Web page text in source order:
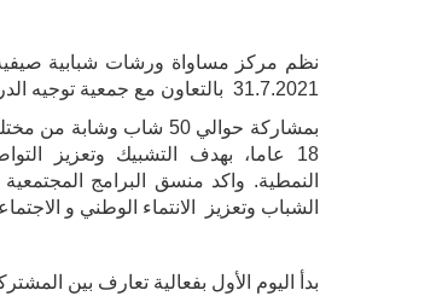
31.7.2021 بالتعاون مع جمعية توجيه الدراسي في مركز الكرمل الثقافي التربوي لحقوقي بمدينة حيفا.
18 عاما، بهدف التشبيك وتعزيز
النمطية. واكد منسق البرامج
الشباب وتعزيز الانتماء الوطني و
بدأ اليوم الأول بفعالية تعارف بين